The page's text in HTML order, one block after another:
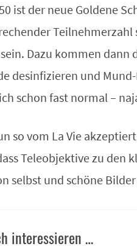
ist der neue Goldene
Dazu kommen
desinfizieren und
schon fast normal –
so vom La Vie
Teleobjektive zu
selbst und schöne
interessieren …